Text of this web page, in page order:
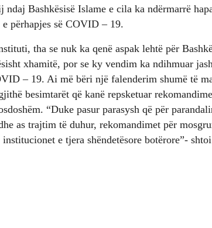
ndaj Bashkësisë Islame e cila ka ndërmarrë
përhapjes së COVID – 19.
tha se nuk ka qenë aspak lehtë për
xhamitë, por se ky vendim ka ndihmuar
– 19. Ai më bëri një falenderim shumë të
besimtarët që kanë repsketuar
“Duke pasur parasysh që për
as trajtim të duhur, rekomandimet për
e tjera shëndetësore botërore”-